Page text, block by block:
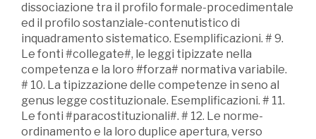
dissociazione tra il profilo formale-procedimentale
ed il profilo sostanziale-contenutistico di
inquadramento sistematico. Esemplificazioni. # 9.
Le fonti #collegate#, le leggi tipizzate nella
competenza e la loro #forza# normativa variabile.
# 10. La tipizzazione delle competenze in seno al
genus legge costituzionale. Esemplificazioni. # 11.
Le fonti #paracostituzionali#. # 12. Le norme-
ordinamento e la loro duplice apertura, verso